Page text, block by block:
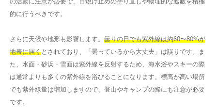
的に行うべきです。
さらに天候や地形も影響します。 曇りの日でも紫外線は約60〜80%が
地表に届くとされており、「曇っているから大丈夫」は誤りです。ま
た、水面・砂浜・雪面は紫外線を反射するため、海水浴やスキーの際
は通常よりも多くの紫外線を浴びることになります。標高が高い場所
でも紫外線量は増加しますので、登山やキャンプの際にも注意が必要
です。